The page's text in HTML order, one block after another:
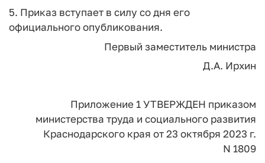
5. Приказ вступает в силу со дня его
официального опубликования.
Первый заместитель министра
Д.А. Ирхин
Приложение 1УТВЕРЖДЕН приказом
министерства труда и социального развития
Краснодарского края от 23 октября 2023 г.
N 1809